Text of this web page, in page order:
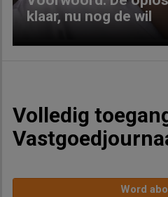
klaar, nu nog de wil
Volledig
Word